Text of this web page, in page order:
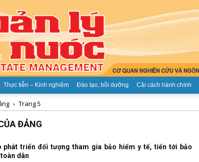
Thực tiễn – Kinh nghiệm Đào tạo, bồi dưỡng Cải cách hành chính
Trang 5
ĐẢNG
phát triển đối tượng tham gia bảo hiểm y tế, tiến tới bảo
dân